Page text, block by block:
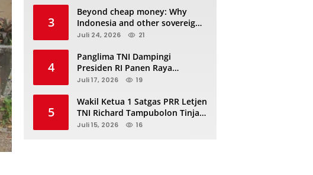
3
Beyond cheap money: Why
Indonesia and other sovereigns
are turning to panda bonds
Juli 24, 2026 21
4
Panglima TNI Dampingi
Presiden RI Panen Raya
Terpadu TNI, Perkuat
Juli 17, 2026 19
5
Wakil Ketua 1 Satgas PRR Letjen
TNI Richard Tampubolon Tinjau
Padang Sidimpuan dan
Juli 15, 2026 16